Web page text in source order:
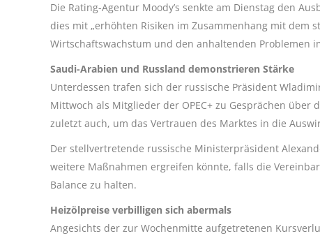
Die Rating-Agentur Moody’s senkte am Dienstag den
dies mit „erhöhten Risiken im Zusammenhang mit
Wirtschaftswachstum und den anhaltenden Problemen
Saudi-Arabien und Russland demonstrieren Stärke
Unterdessen trafen sich der russische Präsident
Mittwoch als Mitglieder der OPEC+ zu Gesprächen
zuletzt auch, um das Vertrauen des Marktes in die
Der stellvertretende russische Ministerpräsident
weitere Maßnahmen ergreifen könnte, falls die
Balance zu halten.
Heizölpreise verbilligen sich abermals
Angesichts der zur Wochenmitte aufgetretenen